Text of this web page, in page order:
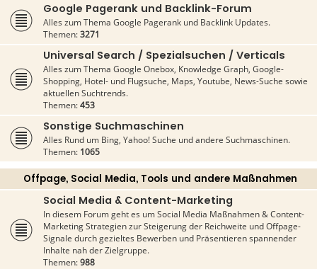
Google Pagerank und Backlink-Forum
Alles zum Thema Google Pagerank und Backlink Updates.
Themen:3271
Universal Search / Spezialsuchen / Verticals
Alles zum Thema Google Onebox, Knowledge Graph, Google-
Shopping, Hotel- und Flugsuche, Maps, Youtube, News-Suche sowie
aktuellen Suchtrends.
Themen:453
Sonstige Suchmaschinen
Alles Rund um Bing, Yahoo! Suche und andere Suchmaschinen.
Themen: 1065
Offpage, Social Media, Tools und andere Maßnahmen
Social Media & Content-Marketing
In diesem Forum geht es um Social Media Maßnahmen & Content-
Marketing Strategien zur Steigerung der Reichweite und Offpage-
Signale durch gezieltes Bewerben und Präsentieren spannender
Inhalte nah der Zielgruppe.
Themen:988